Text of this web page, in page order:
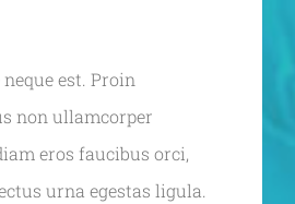
est. Proin
non ullamcorper
eros faucibus orci,
urna egestas ligula.